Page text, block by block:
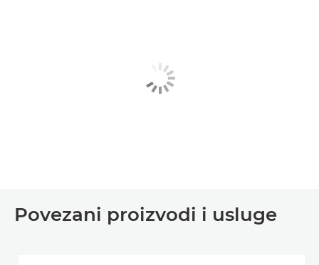
Povezani proizvodi i usluge